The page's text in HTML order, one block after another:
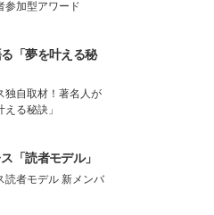
参加型アワード
「夢を叶える秘
独自取材！著名人が
る秘訣」
「読者モデル」
読者モデル 新メンバ